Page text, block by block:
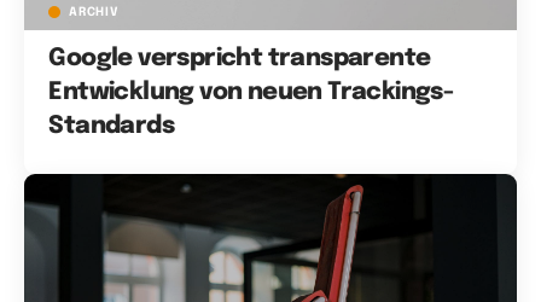
ARCHIV
Google verspricht transparente
Entwicklung von neuen Trackings-
Standards